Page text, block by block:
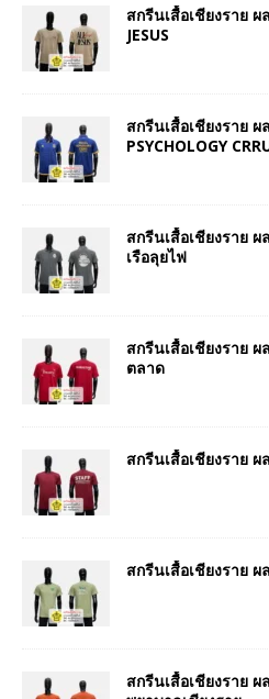
สกรีนเสื้อเชียงราย
JESUS
สกรีนเสื้อเชียงราย ผ
PSYCHOLOGY
สกรีนเสื้อเชียงราย
เรือลุยไฟ
สกรีนเสื้อเชียงราย
ตลาด
สกรีนเสื้อเชียงราย ผ
สกรีนเสื้อเชียงราย
สกรีนเสื้อเชียงราย